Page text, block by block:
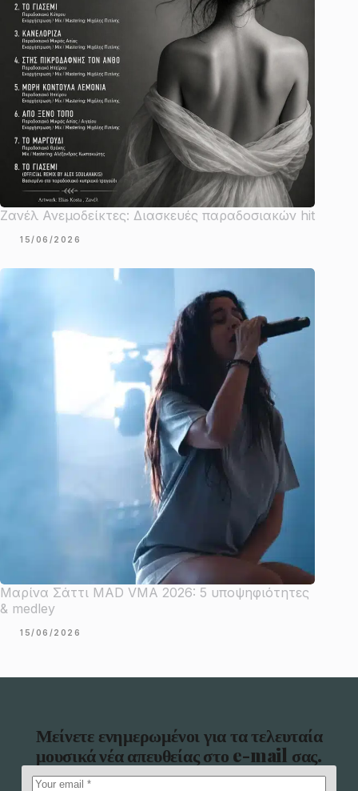
Ζανέλ Ανεμοδείκτες: Διασκευές παραδοσιακών hit
15/06/2026
Μαρίνα Σάττι MAD VMA 2026: 5 υποψηφιότητες
& medley
15/06/2026
Μείνετε ενημερωμένοι για τα τελευταία
μουσικά νέα απευθείας στο e-mail σας.